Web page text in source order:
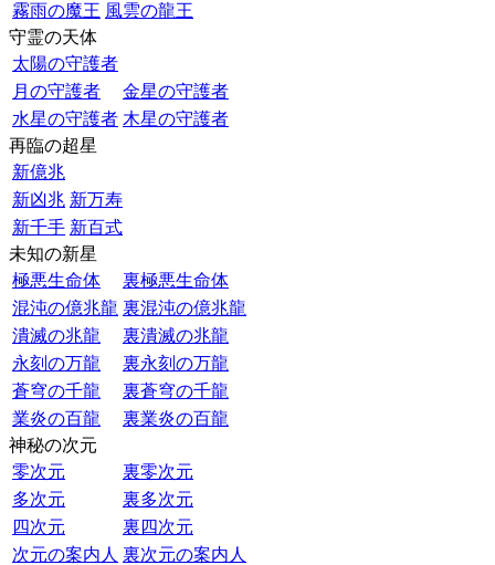
霧雨の魔王 風雲の龍王
守霊の天体
太陽の守護者
月の守護者
金星の守護者
水星の守護者 木星の守護者
再臨の超星
新億兆
新凶兆 新万寿
新千手 新百式
未知の新星
極悪生命体
裏極悪生命体
混沌の億兆龍 裏混沌の億兆龍
潰滅の兆龍
裏潰滅の兆龍
永刻の万龍
裏永刻の万龍
蒼穹の千龍
裏蒼穹の千龍
業炎の百龍
裏業炎の百龍
神秘の次元
零次元
裏零次元
多次元
裏多次元
四次元
裏四次元
次元の案内人 裏次元の案内人